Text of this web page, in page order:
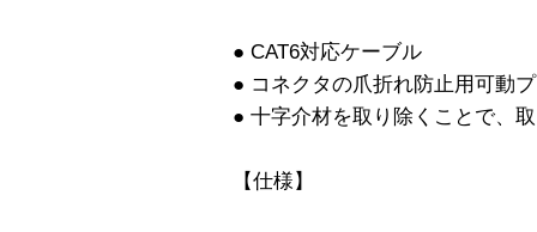
● CAT6対応ケーブル
● コネクタの爪折れ防止用可動
● 十字介材を取り除くことで、
【仕様】